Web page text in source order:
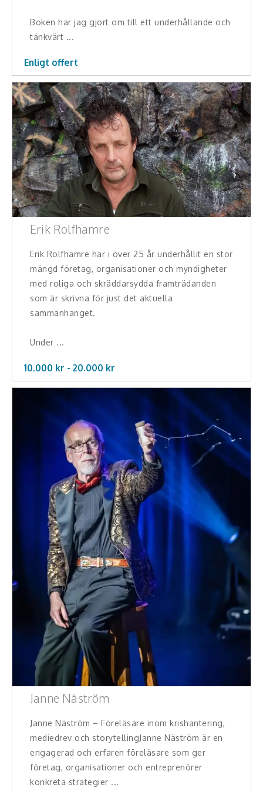
Alla talare
Alla ämnen
Boken har jag gjort om till ett underhållande och
tänkvärt ...
Enligt offert
Erik Rolfhamre
Erik Rolfhamre har i över 25 år underhållit en stor
mängd företag, organisationer och myndigheter
med roliga och skräddarsydda framträdanden
som är skrivna för just det aktuella
sammanhanget.
Under ...
10.000 kr - 20.000 kr
Janne Näström
Janne Näström – Föreläsare inom krishantering,
mediedrev och storytellingJanne Näström är en
engagerad och erfaren föreläsare som ger
företag, organisationer och entreprenörer
konkreta strategier ...